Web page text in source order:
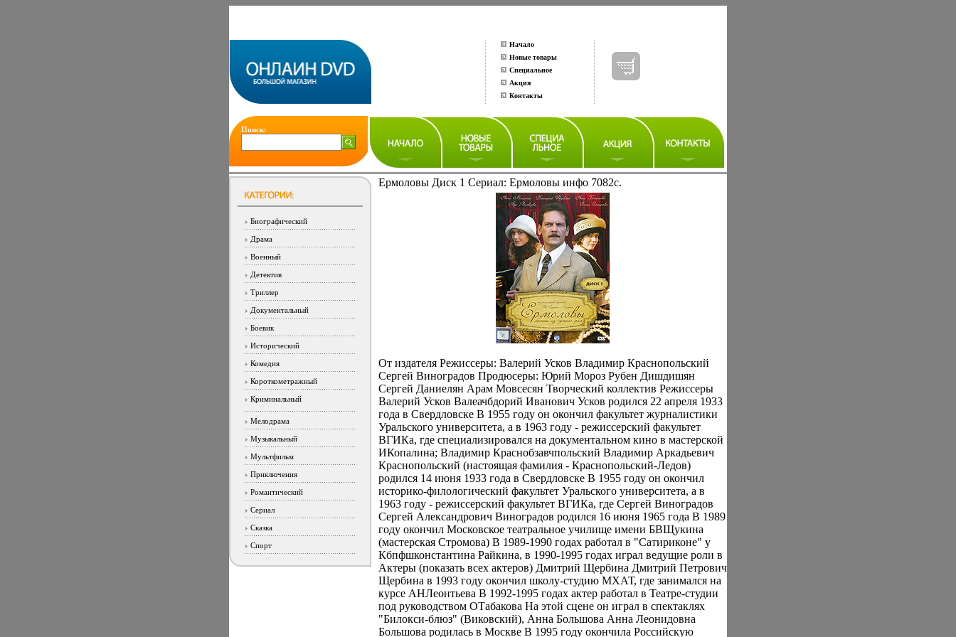
Начало
Новые товары
Специальное
Акция
Контакты
Поиск:
Биографический
Драма
Военный
Детектив
Триллер
Документальный
Боевик
Исторический
Комедия
Короткометражный
Криминальный
Мелодрама
Музыкальный
Мультфильм
Приключения
Романтический
Сериал
Сказка
Спорт
Ермоловы Диск 1 Сериал: Ермоловы инфо 7082c.
От издателя Режиссеры: Валерий Усков Владимир Краснопольский
Сергей Виноградов Продюсеры: Юрий Мороз Рубен Дишдишян
Сергей Даниелян Арам Мовсесян Творческий коллектив Режиссеры
Валерий Усков Валеачбдорий Иванович Усков родился 22 апреля 1933
года в Свердловске В 1955 году он окончил факультет журналистики
Уральского университета, а в 1963 году - режиссерский факультет
ВГИКа, где специализировался на документальном кино в мастерской
ИКопалина; Владимир Краснобзавчпольский Владимир Аркадьевич
Краснопольский (настоящая фамилия - Краснопольский-Ледов)
родился 14 июня 1933 года в Свердловске В 1955 году он окончил
историко-филологический факультет Уральского университета, а в
1963 году - режиссерский факультет ВГИКа, где Сергей Виноградов
Сергей Александрович Виноградов родился 16 июня 1965 года В 1989
году окончил Московское театральное училище имени БВЩукина
(мастерская Стромова) В 1989-1990 годах работал в "Сатириконе" у
Кбпфшконстантина Райкина, в 1990-1995 годах играл ведущие роли в
Актеры (показать всех актеров) Дмитрий Щербина Дмитрий Петрович
Щербина в 1993 году окончил школу-студию МХАТ, где занимался на
курсе АНЛеонтьева В 1992-1995 годах актер работал в Театре-студии
под руководством ОТабакова На этой сцене он играл в спектаклях
"Билокси-блюз" (Виковский), Анна Большова Анна Леонидовна
Большова родилась в Москве В 1995 году окончила Российскую